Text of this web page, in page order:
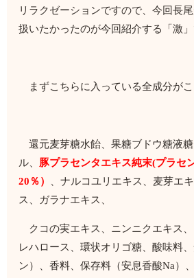
リラクゼーションですので、今回長
扱いたかったのが今回紹介する「激」
まずこちらに入っている全成分がこ
還元麦芽糖水飴、果糖ブドウ糖液
ル、 豚プラセンタエキス純末(プラセ
20％）
、ナルコユリエキス、麦芽エ
ス、ガラナエキス、
クコの実エキス、ニンニクエキス
レハロース、環状オリゴ糖、酸味料
ン）、香料、保存料（安息香酸Na）